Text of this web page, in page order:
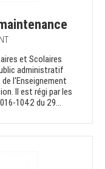
et Scolaires
administratif
l'Enseignement
Il est régi par les
1042 du 29...